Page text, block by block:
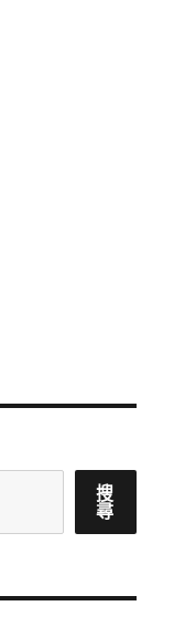
搜
尋